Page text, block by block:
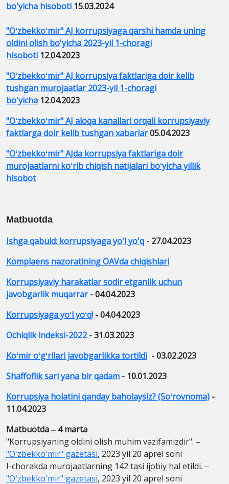
bo'yicha hisoboti 15.03.2024
"Oʻzbekkoʻmir" AJ korrupsiyaga qarshi hamda uning
oldini olish bo'yicha 2023-yil 1-choragi
hisoboti 12.04.2023
"Oʻzbekkoʻmir" AJ korrupsiya faktlariga doir kelib
tushgan murojaatlar 2023-yil 1-choragi
bo'yicha 12.04.2023
"Oʻzbekkoʻmir" AJ aloqa kanallari orqali korrupsiyaviy
faktlarga doir kelib tushgan xabarlar05.04.2023
"Oʻzbekkoʻmir" AJda korrupsiya faktlariga doir
murojaatlarni koʻrib chiqish natijalari boʻyicha yillik
hisobot
Matbuotda
Ishga qabuld: korrupsiyaga yo'l yo'q - 27.04.2023
Komplaens nazoratining OAVda chiqishlari
Korrupsiyaviy harakatlar sodir etganlik uchun
javobgarlik muqarrar- 04.04.2023
Korrupsiyaga yoʻl yoʻq! - 04.04.2023
Ochiqlik indeksi-2022 - 31.03.2023
Koʻmir oʻgʻrilari javobgarlikka tortildi - 03.02.2023
Shaffoflik sari yana bir qadam - 10.01.2023
Korrupsiya holatini qanday baholaysiz? (Soʻrovnoma) -
11.04.2023
Matbuotda ‒ 4 marta
"Korrupsiyaning oldini olish muhim vazifamizdir". ‒
"Oʻzbekkoʻmir" gazetasi, 2023 yil 20 aprel soni
I-chorakda murojaatlarning 142 tasi ijobiy hal etildi. ‒
"Oʻzbekkoʻmir" gazetasi, 2023 yil 20 aprel soni